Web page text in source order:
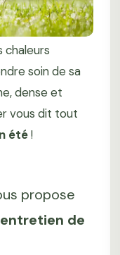
chaleurs
soin de sa
dense et
vous dit tout
été!
propose
entretien de